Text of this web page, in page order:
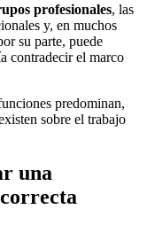
profesionales, las
y, en muchos
su parte, puede
contradecir el marco
predominan,
sobre el trabajo
una